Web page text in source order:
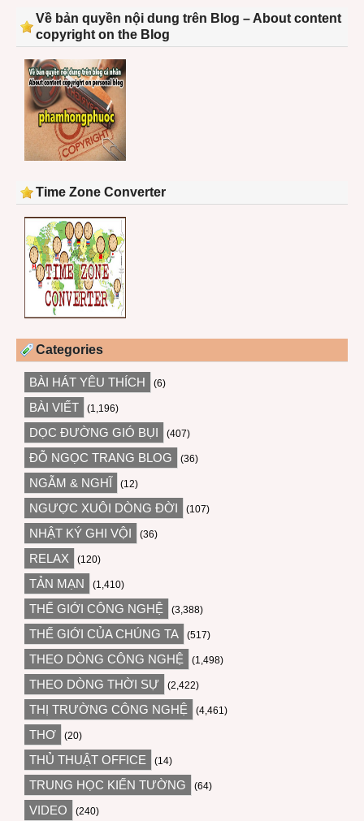
Về bản quyền nội dung trên Blog – About content
copyright on the Blog
Time Zone Converter
Categories
BÀI HÁT YÊU THÍCH (6)
BÀI VIẾT (1,196)
DỌC ĐƯỜNG GIÓ BỤI (407)
ĐỖ NGỌC TRANG BLOG (36)
NGẪM & NGHĨ (12)
NGƯỢC XUÔI DÒNG ĐỜI (107)
NHẬT KÝ GHI VỘI (36)
RELAX (120)
TẢN MẠN (1,410)
THẾ GIỚI CÔNG NGHỆ (3,388)
THẾ GIỚI CỦA CHÚNG TA (517)
THEO DÒNG CÔNG NGHỆ (1,498)
THEO DÒNG THỜI SỰ (2,422)
THỊ TRƯỜNG CÔNG NGHỆ (4,461)
THƠ (20)
THỦ THUẬT OFFICE (14)
TRUNG HỌC KIẾN TƯỜNG (64)
VIDEO (240)